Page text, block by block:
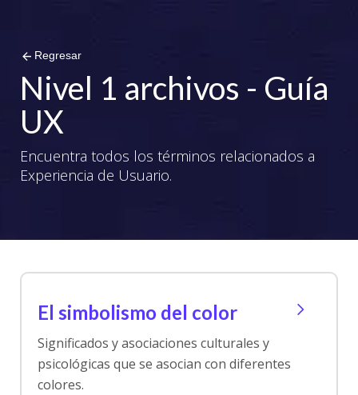
arrow_back Regresar
Nivel 1 archivos - Guía
UX
Encuentra todos los términos relacionados a
Experiencia de Usuario.
El simbolismo del color
Significados y asociaciones culturales y
psicológicas que se asocian con diferentes
colores.